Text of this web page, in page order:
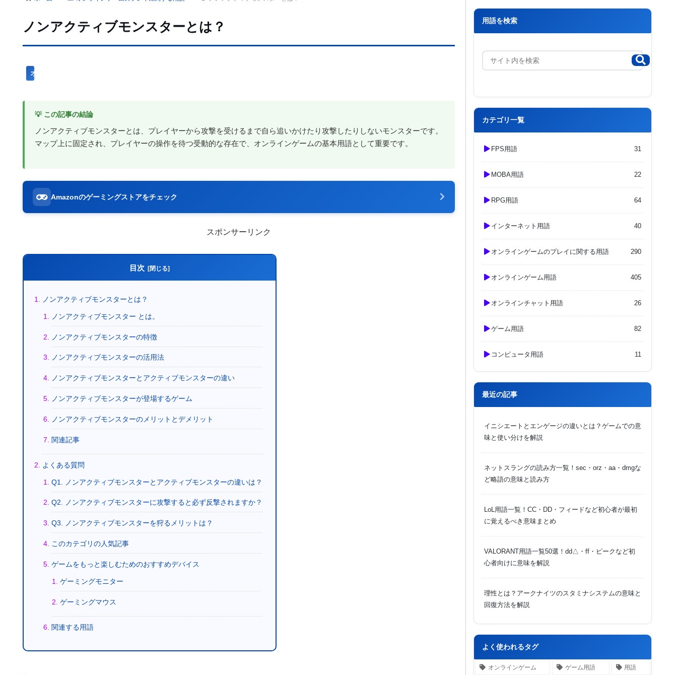
ノンアクティブモンスターとは？
オンラインゲームのプレイに関する用語
💡 この記事の結論
ノンアクティブモンスターとは、プレイヤーから攻撃を受けるまで自ら追いかけたり攻撃したりしないモンスターです。
マップ上に固定され、プレイヤーの操作を待つ受動的な存在で、オンラインゲームの基本用語として重要です。
Amazonのゲーミングストアをチェック
スポンサーリンク
目次
ノンアクティブモンスターとは？
ノンアクティブモンスター とは。
ノンアクティブモンスターの特徴
ノンアクティブモンスターの活用法
ノンアクティブモンスターとアクティブモンスターの違い
ノンアクティブモンスターが登場するゲーム
ノンアクティブモンスターのメリットとデメリット
関連記事
よくある質問
Q1. ノンアクティブモンスターとアクティブモンスターの違いは？
Q2. ノンアクティブモンスターに攻撃すると必ず反撃されますか？
Q3. ノンアクティブモンスターを狩るメリットは？
このカテゴリの人気記事
ゲームをもっと楽しむためのおすすめデバイス
ゲーミングモニター
ゲーミングマウス
関連する用語
用語を検索
カテゴリ一覧
FPS用語 31
MOBA用語 22
RPG用語 64
インターネット用語 40
オンラインゲームのプレイに関する用語 290
オンラインゲーム用語 405
オンラインチャット用語 26
ゲーム用語 82
コンピュータ用語 11
最近の記事
イニシエートとエンゲージの違いとは？ゲームでの意
味と使い分けを解説
ネットスラングの読み方一覧！sec・orz・aa・dmgな
ど略語の意味と読み方
LoL用語一覧！CC・DD・フィードなど初心者が最初
に覚えるべき意味まとめ
VALORANT用語一覧50選！dd△・ff・ピークなど初
心者向けに意味を解説
理性とは？アークナイツのスタミナシステムの意味と
回復方法を解説
よく使われるタグ
オンラインゲーム ゲーム用語 用語